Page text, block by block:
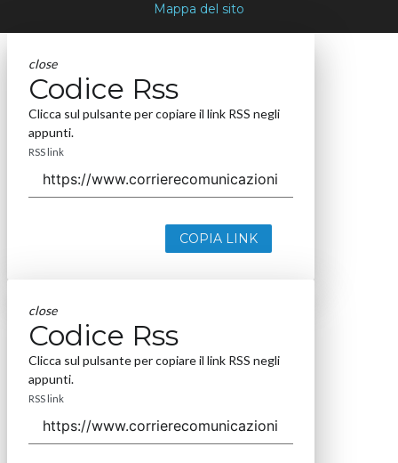
Mappa del sito
close
Codice Rss
Clicca sul pulsante per copiare il link RSS negli
appunti.
RSS link
COPIA LINK
close
Codice Rss
Clicca sul pulsante per copiare il link RSS negli
appunti.
RSS link